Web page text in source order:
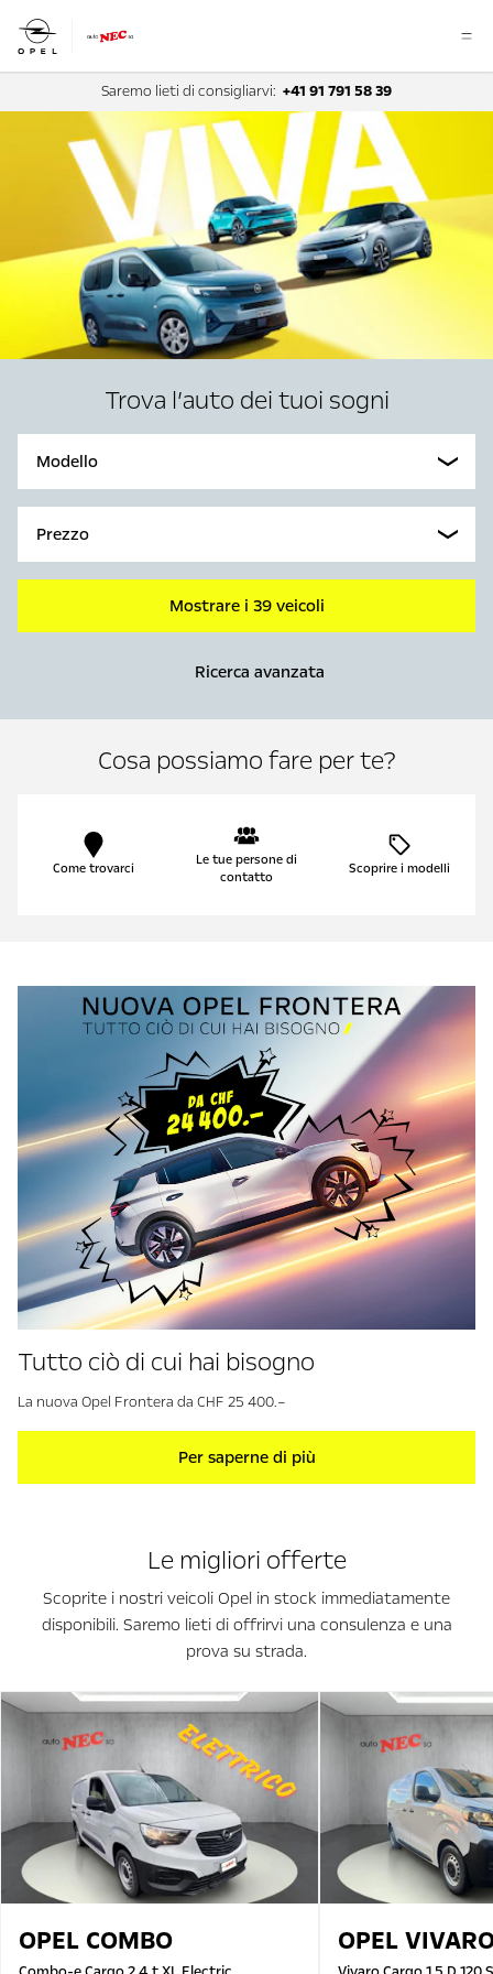
Saremo lieti di consigliarvi: +41 91 791 58 39
Trova l’auto dei tuoi sogni
Modello
Prezzo
Mostrare i 39 veicoli
Ricerca avanzata
Cosa possiamo fare per te?
Come trovarci
Le tue persone di
contatto
Scoprire i modelli
Tutto ciò di cui hai bisogno
La nuova Opel Frontera da CHF 25 400.–
Per saperne di più
Le migliori offerte
Scoprite i nostri veicoli Opel in stock immediatamente
disponibili. Saremo lieti di offrirvi una consulenza e una
prova su strada.
OPEL COMBO OPEL